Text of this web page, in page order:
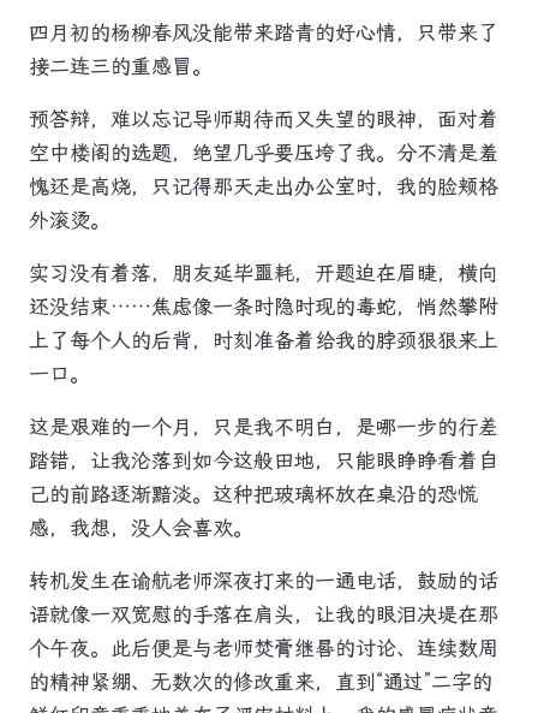
四月初的杨柳春风没能带来踏青的好心情，只带来了
接二连三的重感冒。
预答辩，难以忘记导师期待而又失望的眼神，面对着
空中楼阁的选题，绝望几乎要压垮了我。分不清是羞
愧还是高烧，只记得那天走出办公室时，我的脸颊格
外滚烫。
实习没有着落，朋友延毕噩耗，开题迫在眉睫，横向
还没结束……焦虑像一条时隐时现的毒蛇，悄然攀附
上了每个人的后背，时刻准备着给我的脖颈狠狠来上
一口。
这是艰难的一个月，只是我不明白，是哪一步的行差
踏错，让我沦落到如今这般田地，只能眼睁睁看着自
己的前路逐渐黯淡。这种把玻璃杯放在桌沿的恐慌
感，我想，没人会喜欢。
转机发生在谕航老师深夜打来的一通电话，鼓励的话
语就像一双宽慰的手落在肩头，让我的眼泪决堤在那
个午夜。此后便是与老师焚膏继晷的讨论、连续数周
的精神紧绷、无数次的修改重来，直到“通过”二字的